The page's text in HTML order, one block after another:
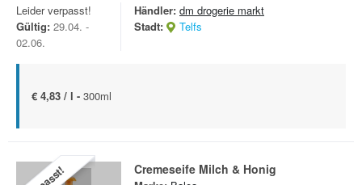
Leider verpasst!
Gültig: 29.04. -
02.06.
Händler: dm drogerie markt
Stadt:
Telfs
€ 4,83 / l - 300ml
Cremeseife Milch & Honig